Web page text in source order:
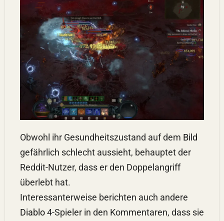
Obwohl ihr Gesundheitszustand auf dem Bild
gefährlich schlecht aussieht, behauptet der
Reddit-Nutzer, dass er den Doppelangriff
überlebt hat.
Interessanterweise berichten auch andere
Diablo4-Spieler in den Kommentaren, dass sie